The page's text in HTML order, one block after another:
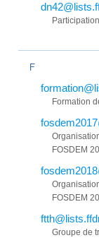
F
Formation
FOSDEM
FOSDEM
Groupe de